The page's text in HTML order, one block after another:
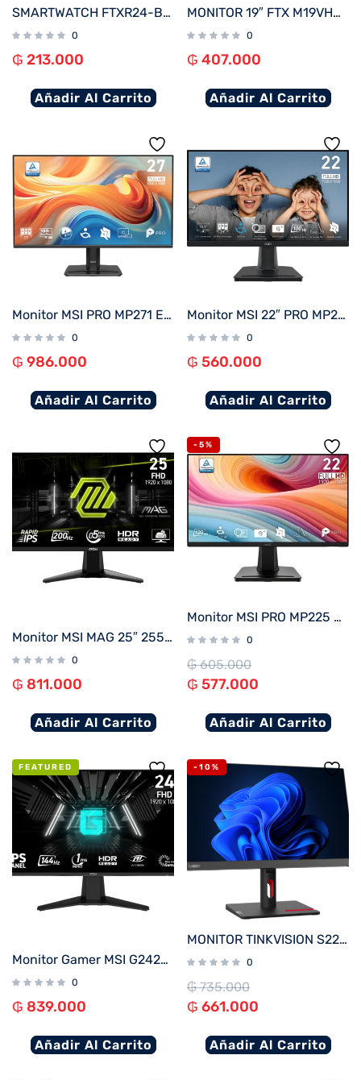
SMARTWATCH FTXR24-BB 53MM NEGRO ANDROID/IOS/BT/FREC. CARD
0
₲ 213.000
Añadir Al Carrito
MONITOR 19″ FTX M19VHDBZL HD VGA/HDMI/75HZ/5MS/BIVOLT C/BISEL
0
₲ 407.000
Añadir Al Carrito
Monitor MSI PRO MP271 E14A 27″ 144Hz Full HD IPS
0
₲ 986.000
Añadir Al Carrito
Monitor MSI 22″ PRO MP225 100HZ
0
₲ 560.000
Añadir Al Carrito
Monitor MSI MAG 25″ 255F E20 IPS 200HZ
0
₲ 811.000
Añadir Al Carrito
-5%
Monitor MSI PRO MP225 E12VL 21.5″ FHD/100Hz/1ms
0
₲605.000
₲ 577.000
Añadir Al Carrito
FEATURED
Monitor Gamer MSI G242L-E14 23.8″ IPS FHD 144Hz 1ms FreeSync
0
₲ 839.000
Añadir Al Carrito
-10%
MONITOR TINKVISION S22i-30
0
₲735.000
₲ 661.000
Añadir Al Carrito